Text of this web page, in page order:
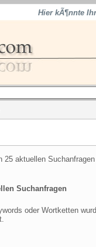
Hier kÃ¶nnte
25 aktuellen Suchanfragen
Suchanfragen
oder Wortketten